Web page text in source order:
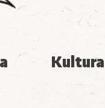
Kultura